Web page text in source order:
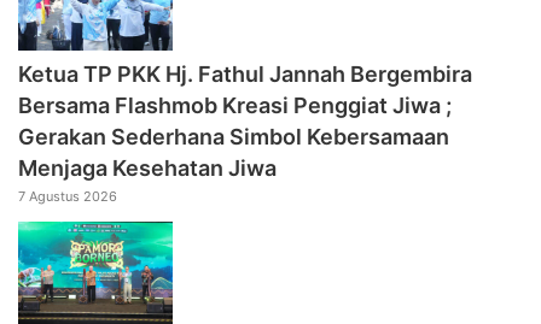
‎Ketua TP PKK Hj. Fathul Jannah Bergembira
Bersama Flashmob Kreasi Penggiat Jiwa ;
Gerakan Sederhana Simbol Kebersamaan
Menjaga Kesehatan Jiwa
7 Agustus 2026